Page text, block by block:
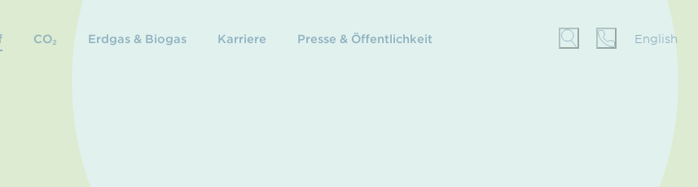
CO₂ Erdgas & Biogas Karriere Presse & Öffentlichkeit English